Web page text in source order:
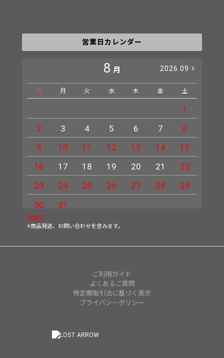
営業日カレンダー
8 月 2026.09
日 月 火 水 木 金 土
1
2
3 4 5 6 7
8
9
10 11 12 13 14
15
16
17 18 19 20 21
22
23
24 25 26 27 28
29
30
31
休業日
※商品発送、お問い合わせを含みます。
ご利用ガイド
よくあるご質問
特定商取引法に基づく表示
プライバシーポリシー